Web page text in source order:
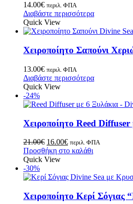
14.00€ περιλ. ΦΠΑ
Διαβάστε περισσότερα
Quick View
Χειροποίητο Σαπούνι
13.00€ περιλ. ΦΠΑ
Διαβάστε περισσότερα
Quick View
-24%
Χειροποίητο Reed
21.00€ 16.00€ περιλ. ΦΠΑ
Προσθήκη στο καλάθι
Quick View
-30%
Χειροποίητο Κερί Σόγιας